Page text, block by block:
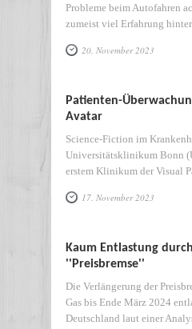
Probleme beim Autofahren
zumeist viel Erfahrung
20. November 2023
Patienten-
Avatar
Science-Fiction im
Universitätsklinikum Bonn
erstem Klinikum der Visual
17. November 2023
Kaum Entlastung
''Preisbremse''
Die Verlängerung der
Gas bis Ende März 2024
Deutschland laut einer